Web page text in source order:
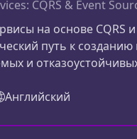
CQRS & Event
на основе CQRS
путь к
и
описание курса,
его ценность,
для разработчиков
Английский